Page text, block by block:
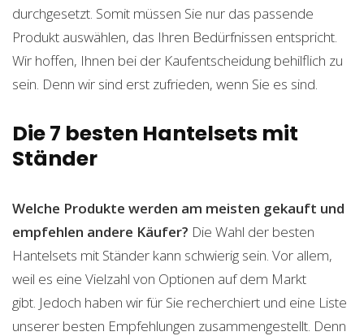
durchgesetzt. Somit müssen Sie nur das passende
Produkt auswählen, das Ihren Bedürfnissen entspricht.
Wir hoffen, Ihnen bei der Kaufentscheidung behilflich zu
sein. Denn wir sind erst zufrieden, wenn Sie es sind.
Die 7 besten Hantelsets mit
Ständer
Welche Produkte werden am meisten gekauft und
empfehlen andere Käufer? Die Wahl der besten
Hantelsets mit Ständer kann schwierig sein. Vor allem,
weil es eine Vielzahl von Optionen auf dem Markt
gibt. Jedoch haben wir für Sie recherchiert und eine Liste
unserer besten Empfehlungen zusammengestellt. Denn